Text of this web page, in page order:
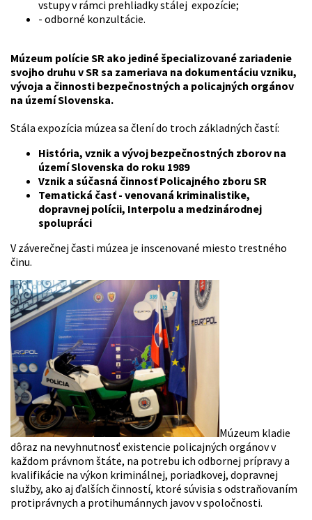
vstupy v rámci prehliadky stálej expozície;
- odborné konzultácie.
Múzeum polície SR ako jediné špecializované zariadenie
svojho druhu v SR sa zameriava na dokumentáciu vzniku,
vývoja a činnosti bezpečnostných a policajných orgánov
na území Slovenska.
Stála expozícia múzea sa člení do troch základných častí:
História, vznik a vývoj bezpečnostných zborov na
území Slovenska do roku 1989
Vznik a súčasná činnosť Policajného zboru SR
Tematická časť - venovaná kriminalistike,
dopravnej polícii, Interpolu a medzinárodnej
spolupráci
V záverečnej časti múzea je inscenované miesto trestného
činu.
Múzeum kladie
dôraz na nevyhnutnosť existencie policajných orgánov v
každom právnom štáte, na potrebu ich odbornej prípravy a
kvalifikácie na výkon kriminálnej, poriadkovej, dopravnej
služby, ako aj ďalších činností, ktoré súvisia s odstraňovaním
protiprávnych a protihumánnych javov v spoločnosti.